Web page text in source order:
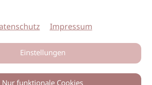
Impressum
Einstellungen